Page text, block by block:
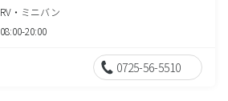
RV・ミニバン
08:00-20:00
0725-56-5510